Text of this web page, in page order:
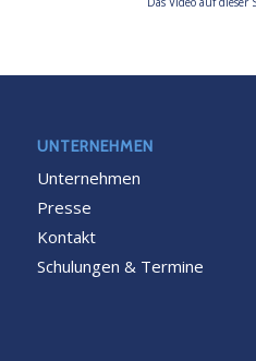
UNTERNEHMEN
Unternehmen
Presse
Kontakt
Schulungen & Termine